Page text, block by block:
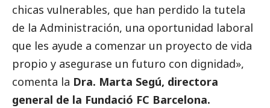
chicas vulnerables, que han perdido la tutela
de la Administración, una oportunidad laboral
que les ayude a comenzar un proyecto de vida
propio y asegurase un futuro con dignidad»,
comenta la Dra. Marta Segú, directora
general de la Fundació FC Barcelona.